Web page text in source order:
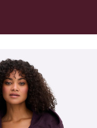
JACKEN & MÄNTEL